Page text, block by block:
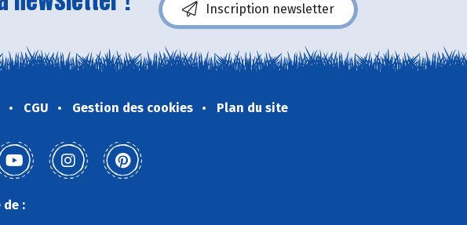
Inscription newsletter
CGU Gestion des cookies Plan du site
de :